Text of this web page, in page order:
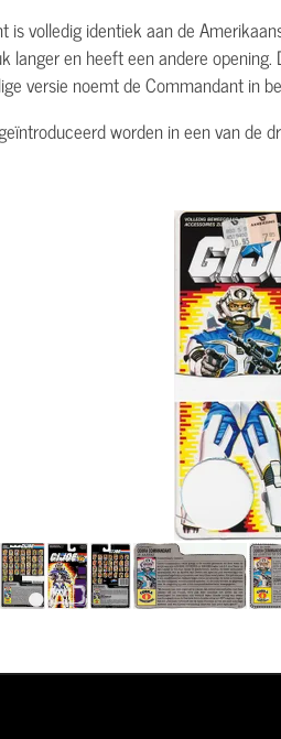
is volledig identiek aan de
langer en heeft een andere
versie noemt de Commandant in
worden in een van de